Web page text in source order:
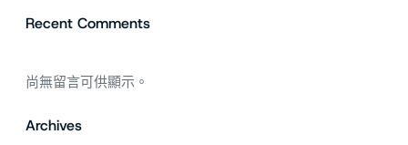
Recent Comments
尚無留言可供顯示。
Archives